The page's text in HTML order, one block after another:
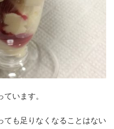
います。
ても足りなくなることはない